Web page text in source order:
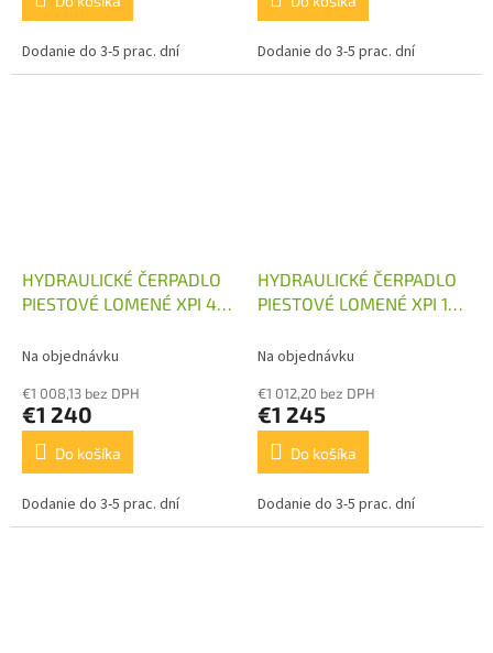
Dodanie do 3-5 prac. dní Dodanie do 3-5 prac. dní
HYDRAULICKÉ ČERPADLO
PIESTOVÉ LOMENÉ XPI 41
Na objednávku
€1 008,13 bez DPH
€1 240
Do košíka
Dodanie do 3-5 prac. dní
HYDRAULICKÉ ČERPADLO
PIESTOVÉ LOMENÉ XPI 108
Na objednávku
€1 012,20 bez DPH
€1 245
Do košíka
Dodanie do 3-5 prac. dní